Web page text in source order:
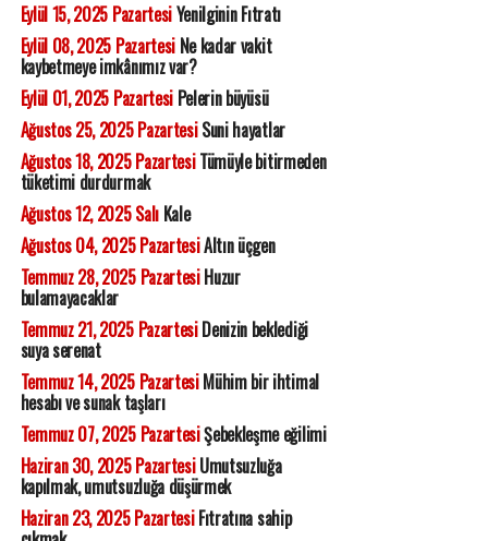
Eylül 15, 2025 PazartesiYenilginin Fıtratı
Eylül 08, 2025 PazartesiNe kadar vakit
kaybetmeye imkânımız var?
Eylül 01, 2025 PazartesiPelerin büyüsü
Ağustos 25, 2025 PazartesiSuni hayatlar
Ağustos 18, 2025 PazartesiTümüyle bitirmeden
tüketimi durdurmak
Ağustos 12, 2025 SalıKale
Ağustos 04, 2025 PazartesiAltın üçgen
Temmuz 28, 2025 PazartesiHuzur
bulamayacaklar
Temmuz 21, 2025 PazartesiDenizin beklediği
suya serenat
Temmuz 14, 2025 PazartesiMühim bir ihtimal
hesabı ve sunak taşları
Temmuz 07, 2025 PazartesiŞebekleşme eğilimi
Haziran 30, 2025 PazartesiUmutsuzluğa
kapılmak, umutsuzluğa düşürmek
Haziran 23, 2025 PazartesiFıtratına sahip